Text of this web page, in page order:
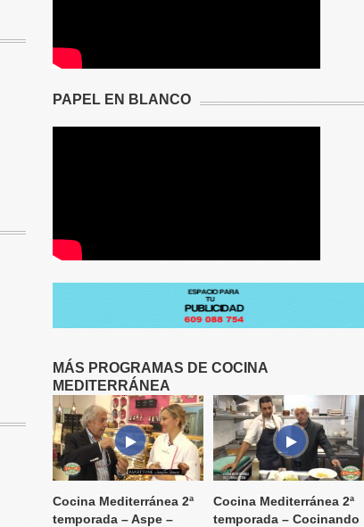
PAPEL EN BLANCO
MÁS PROGRAMAS DE COCINA
MEDITERRÁNEA
Cocina Mediterránea 2ª
temporada – Aspe –
Cocina Mediterránea 2ª
temporada – Cocinando